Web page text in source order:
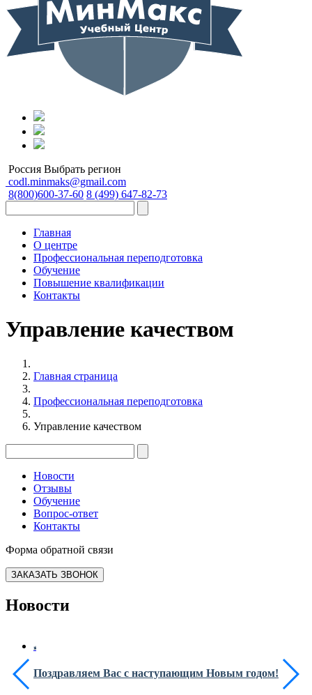
Россия Выбрать регион
codl.minmaks@gmail.com
8(800)600-37-60 8 (499) 647-82-73
Главная
О центре
Профессиональная переподготовка
Обучение
Повышение квалификации
Контакты
Управление качеством
Главная страница
Профессиональная переподготовка
Управление качеством
Новости
Отзывы
Обучение
Вопрос-ответ
Контакты
Форма обратной связи
ЗАКАЗАТЬ ЗВОНОК
Новости
Поздравляем Вас с наступающим Новым годом!